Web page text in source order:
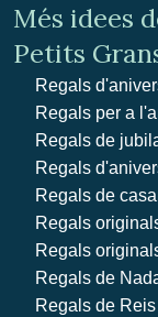
Més idees
Petits
Regals
Regals per a
Regals de
Regals
Regals de
Regals
Regals
Regals de
Regals de Reis